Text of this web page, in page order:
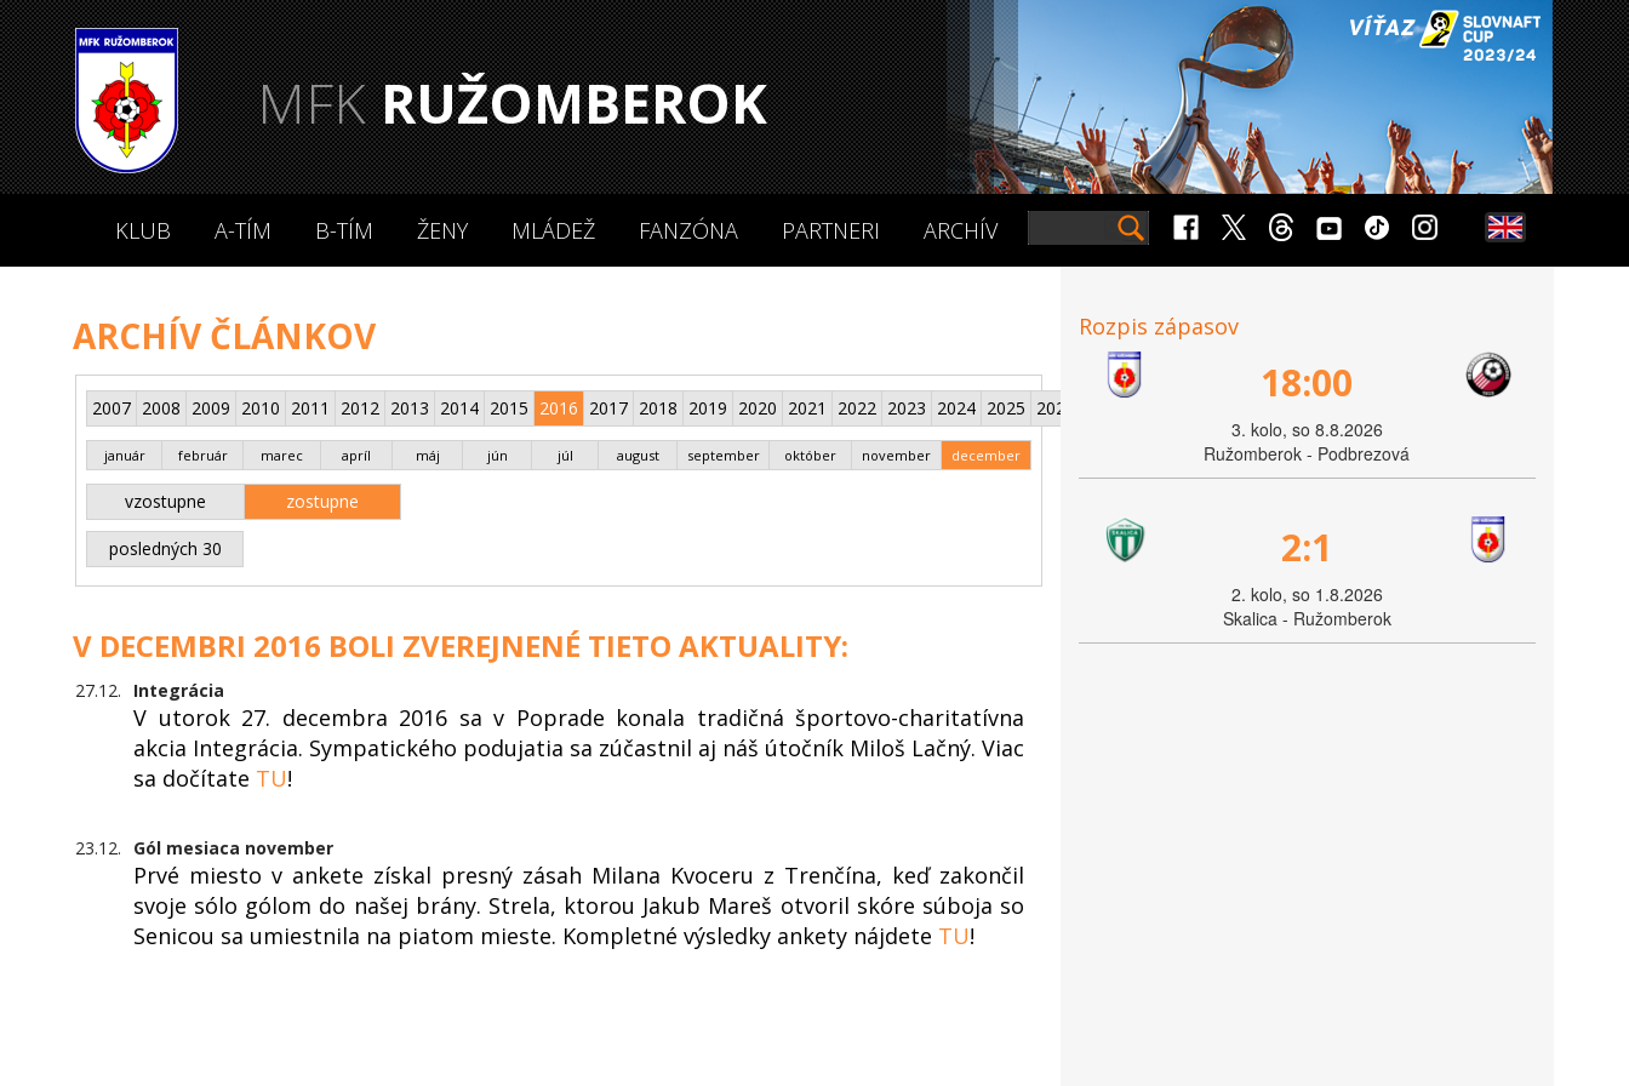
MFKRUŽOMBEROK
KLUB A-TÍM B-TÍM ŽENY MLÁDEŽ FANZÓNA PARTNERI ARCHÍV
ARCHÍV ČLÁNKOV
2007 2008 2009 2010 2011 2012 2013 2014 2015 2016 2017 2018 2019 2020 2021 2022 2023 2024 2025 2026
január február marec apríl máj jún júl august september október november december
vzostupne zostupne
posledných 30
V DECEMBRI 2016 BOLI ZVEREJNENÉ TIETO AKTUALITY:
27.12. Integrácia
V utorok 27. decembra 2016 sa v Poprade konala tradičná športovo-charitatívna
akcia Integrácia. Sympatického podujatia sa zúčastnil aj náš útočník Miloš Lačný. Viac
sa dočítate TU!
23.12. Gól mesiaca november
Prvé miesto v ankete získal presný zásah Milana Kvoceru z Trenčína, keď zakončil
svoje sólo gólom do našej brány. Strela, ktorou Jakub Mareš otvoril skóre súboja so
Senicou sa umiestnila na piatom mieste. Kompletné výsledky ankety nájdete TU!
Rozpis zápasov
18:00
3. kolo, so 8.8.2026
Ružomberok - Podbrezová
2:1
2. kolo, so 1.8.2026
Skalica - Ružomberok